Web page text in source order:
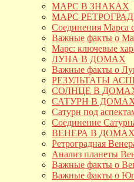
МАРС В ЗНАКАХ
МАРС
Соединения Марса
Важные факты о
Марс: ключевые
ЛУНА В ДОМАХ
Важные факты о
РЕЗУЛЬТАТЫ
СОЛНЦЕ В
САТУРН В
Сатурн под
Соединение
ВЕНЕРА В ДОМАХ
Ретроградная
Анализ планеты
Важные факты о
Важные факты о